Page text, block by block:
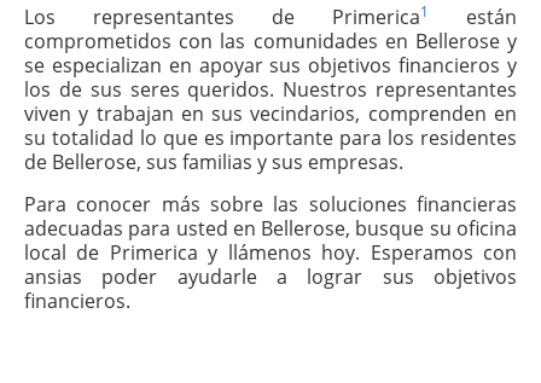
Los representantes de Primerica1
están
comprometidos con las comunidades en Bellerose y
se especializan en apoyar sus objetivos financieros y
los de sus seres queridos. Nuestros representantes
viven y trabajan en sus vecindarios, comprenden en
su totalidad lo que es importante para los residentes
de Bellerose, sus familias y sus empresas.
Para conocer más sobre las soluciones financieras
adecuadas para usted en Bellerose, busque su oficina
local de Primerica y llámenos hoy. Esperamos con
ansias poder ayudarle a lograr sus objetivos
financieros.